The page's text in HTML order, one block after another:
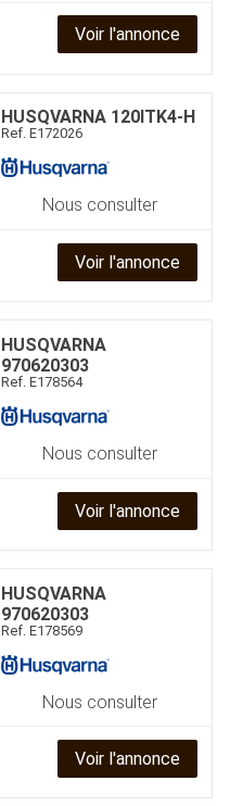
Voir l'annonce
HUSQVARNA 120ITK4-H
Ref. E172026
Nous consulter
Voir l'annonce
HUSQVARNA
970620303
Ref. E178564
Nous consulter
Voir l'annonce
HUSQVARNA
970620303
Ref. E178569
Nous consulter
Voir l'annonce